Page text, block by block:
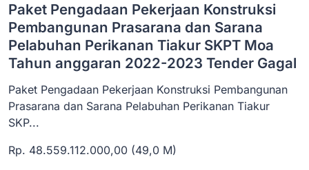
Paket Pengadaan Pekerjaan Konstruksi
Pembangunan Prasarana dan Sarana
Pelabuhan Perikanan Tiakur SKPT Moa
Tahun anggaran 2022-2023 Tender Gagal
Paket Pengadaan Pekerjaan Konstruksi Pembangunan
Prasarana dan Sarana Pelabuhan Perikanan Tiakur
SKP...
Rp. 48.559.112.000,00 (49,0 M)